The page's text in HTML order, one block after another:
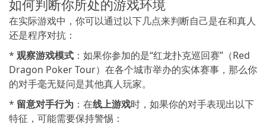
如何判断你所处的游戏环境
在实际游戏中，你可以通过以下几点来判断自己是在和真人
还是程序对抗：
* 观察游戏模式 ：如果你参加的是“红龙扑克巡回赛”（Red
Dragon Poker Tour）在各个城市举办的实体赛事，那么你
的对手毫无疑问是其他真人玩家。
* 留意对手行为 ：在线上游戏时，如果你的对手表现出以下
特征，可能需要保持警惕：